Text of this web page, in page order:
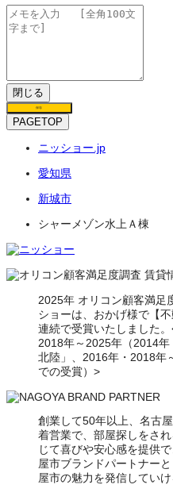
閉じる
保存
PAGETOP
ニッショー.jp
愛知県
新城市
シャーメゾン水上Ａ棟
2025年 オリコン顧客満足
ショーは、おかげ様で【
連続で受賞いたしました
2018年～2025年（2014年
北陸」、2016年・2018年
での受賞）>
創業して50年以上、名古
着営業で、部屋探しをさ
じて喜びや安心感を提供
屋市ブランドパートナー
屋市の魅力を発信してい